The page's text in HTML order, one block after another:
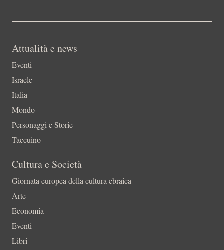
Attualità e news
Eventi
Israele
Italia
Mondo
Personaggi e Storie
Taccuino
Cultura e Società
Giornata europea della cultura ebraica
Arte
Economia
Eventi
Libri